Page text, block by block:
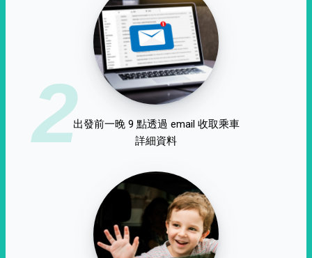
2出發前一晚 9 點透過 email 收取乘車
詳細資料